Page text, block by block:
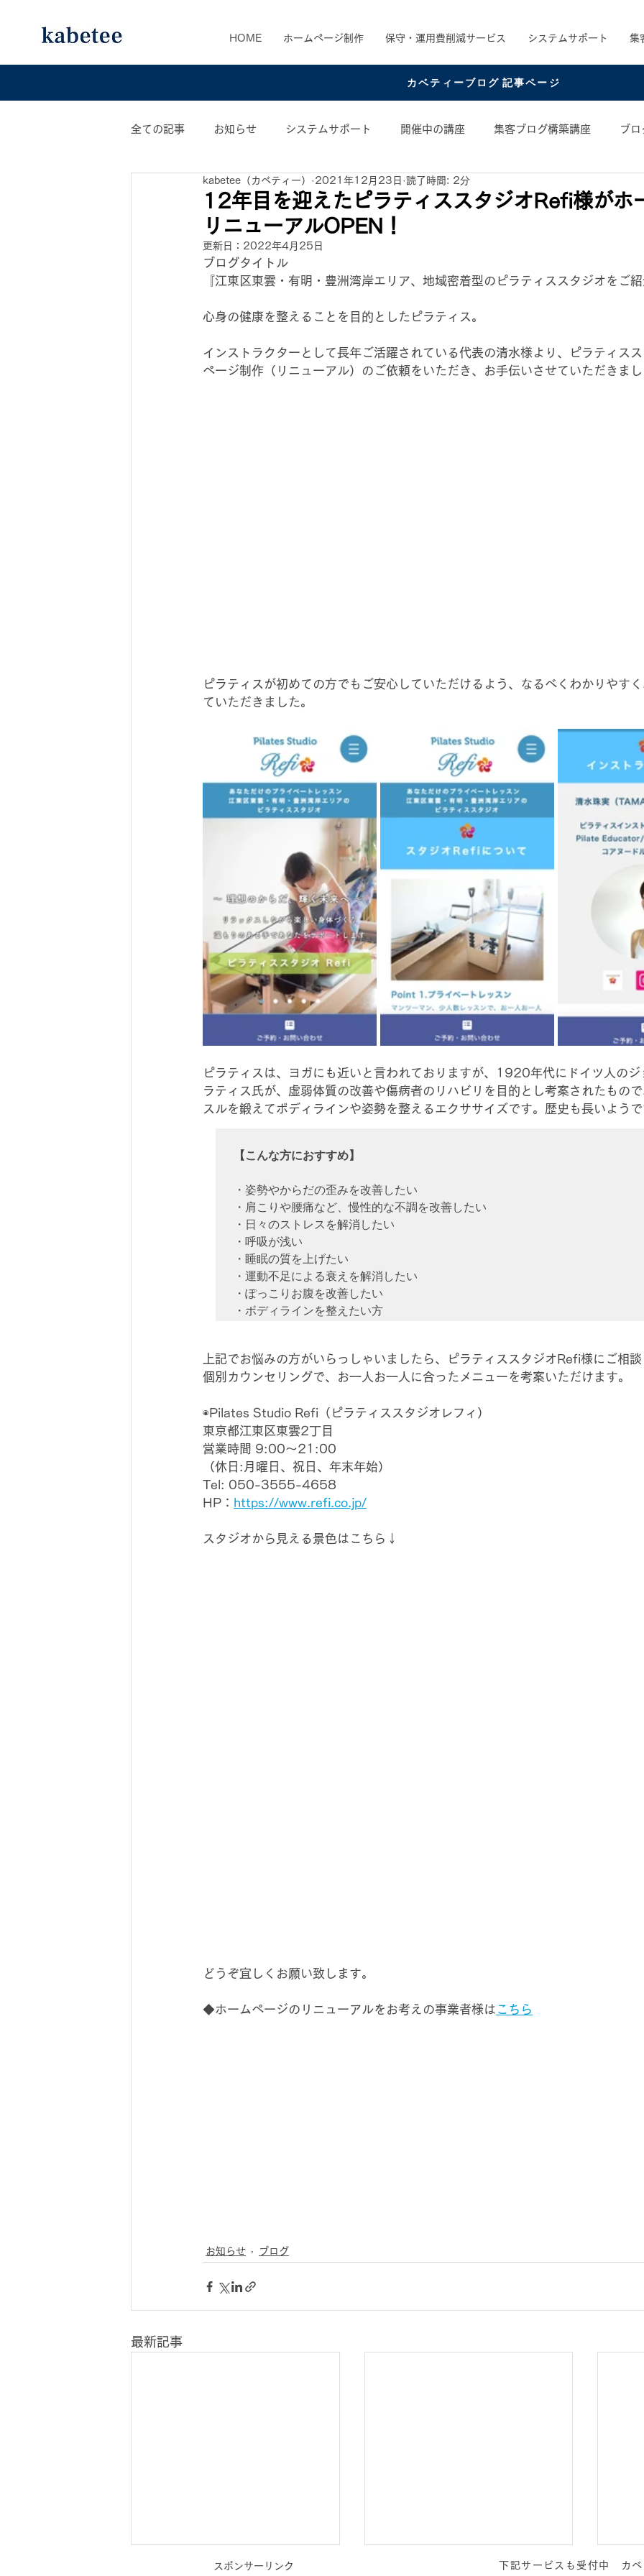
HOME ホームページ制作 保守・運用費削減サービス システムサポート 集
カベティーブログ 記事ページ
全ての記事 お知らせ システムサポート 開催中の講座 集客ブログ構築講座 ブロ
カベティー業務日誌 おすすめ書籍 お役立ちコンテンツ
12年目を迎えたピラティススタジオRefi様がホ
リニューアルOPEN！
kabetee（カベティー） 2021年12月23日 読了時間: 2分
更新日： 2022年4月25日
ブログタイトル
『江東区東雲・有明・豊洲湾岸エリア、地域密着型のピラティススタジオをご紹
心身の健康を整えることを目的としたピラティス。
インストラクターとして長年ご活躍されている代表の清水様より、ピラティス
ページ制作（リニューアル）のご依頼をいただき、お手伝いさせていただきまし
ピラティスが初めての方でもご安心していただけるよう、なるべくわかりやす
ていただきました。
ピラティスは、ヨガにも近いと言われておりますが、1920年代にドイツ人の
ラティス氏が、虚弱体質の改善や傷病者のリハビリを目的とし考案されたもの
スルを鍛えてボディラインや姿勢を整えるエクササイズです。歴史も長いようで
【こんな方におすすめ】
・姿勢やからだの歪みを改善したい
・肩こりや腰痛など、慢性的な不調を改善したい
・日々のストレスを解消したい
・呼吸が浅い
・睡眠の質を上げたい
・運動不足による衰えを解消したい
・ぽっこりお腹を改善したい
上記でお悩みの方がいらっしゃいましたら、ピラティススタジオRefi様にご相談
個別カウンセリングで、お一人お一人に合ったメニューを考案いただけます。
◉Pilates Studio Refi（ピラティススタジオレフィ）
東京都江東区東雲2丁目
営業時間 9:00～21:00
（休日:月曜日、祝日、年末年始）
Tel: 050-3555-4658
HP： https://www.refi.co.jp/
スタジオから見える景色はこちら↓
どうぞ宜しくお願い致します。
◆ホームページのリニューアルをお考えの事業者様は こちら
お知らせ ブログ
最新記事
スポンサーリンク 下記サービスも受付中 カベ